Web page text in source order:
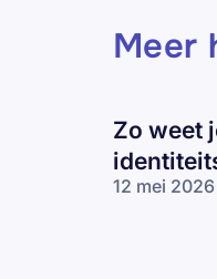
Meer
Zo weet
12 mei 2026